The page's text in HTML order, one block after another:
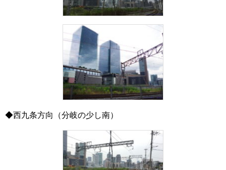
◆西九条方向（分岐の少し南）